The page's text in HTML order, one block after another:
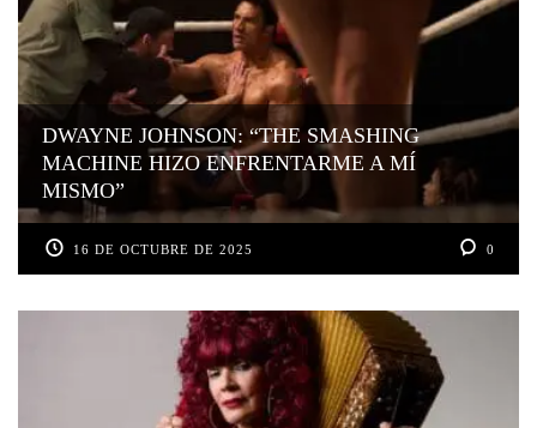
DWAYNE JOHNSON: “THE SMASHING
MACHINE HIZO ENFRENTARME A MÍ
MISMO”
16 DE OCTUBRE DE 2025 0